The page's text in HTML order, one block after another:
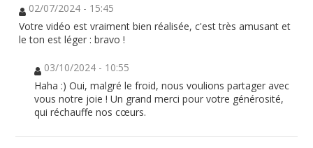
02/07/2024 - 15:45
Votre vidéo est vraiment bien réalisée, c'est très amusant et
le ton est léger : bravo !
03/10/2024 - 10:55
Haha :) Oui, malgré le froid, nous voulions partager avec
vous notre joie ! Un grand merci pour votre générosité,
qui réchauffe nos cœurs.